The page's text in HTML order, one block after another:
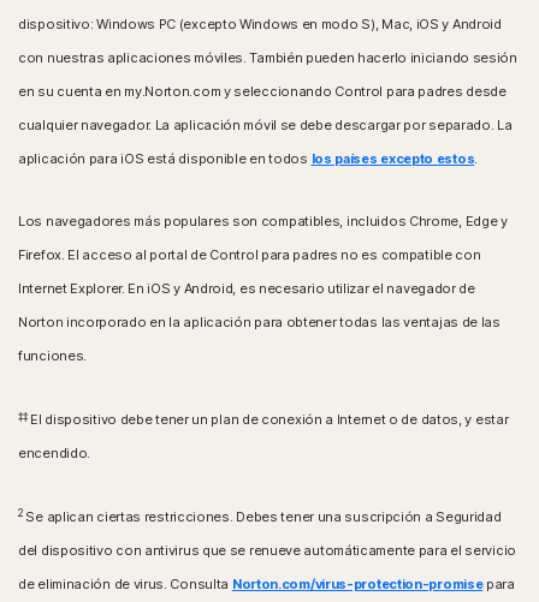
dispositivo: Windows PC (excepto Windows en modo S), Mac, iOS y Android
con nuestras aplicaciones móviles. También pueden hacerlo iniciando sesión
en su cuenta en my.Norton.com y seleccionando Control para padres desde
cualquier navegador. La aplicación móvil se debe descargar por separado. La
aplicación para iOS está disponible en todos los países excepto estos.
Los navegadores más populares son compatibles, incluidos Chrome, Edge y
Firefox. El acceso al portal de Control para padres no es compatible con
Internet Explorer. En iOS y Android, es necesario utilizar el navegador de
Norton incorporado en la aplicación para obtener todas las ventajas de las
funciones.
‡‡El dispositivo debe tener un plan de conexión a Internet o de datos, y estar
encendido.
2 Se aplican ciertas restricciones. Debes tener una suscripción a Seguridad
del dispositivo con antivirus que se renueve automáticamente para el servicio
de eliminación de virus. Consulta Norton.com/virus-protection-promisepara